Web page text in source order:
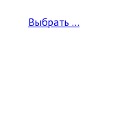
Выбрать ...